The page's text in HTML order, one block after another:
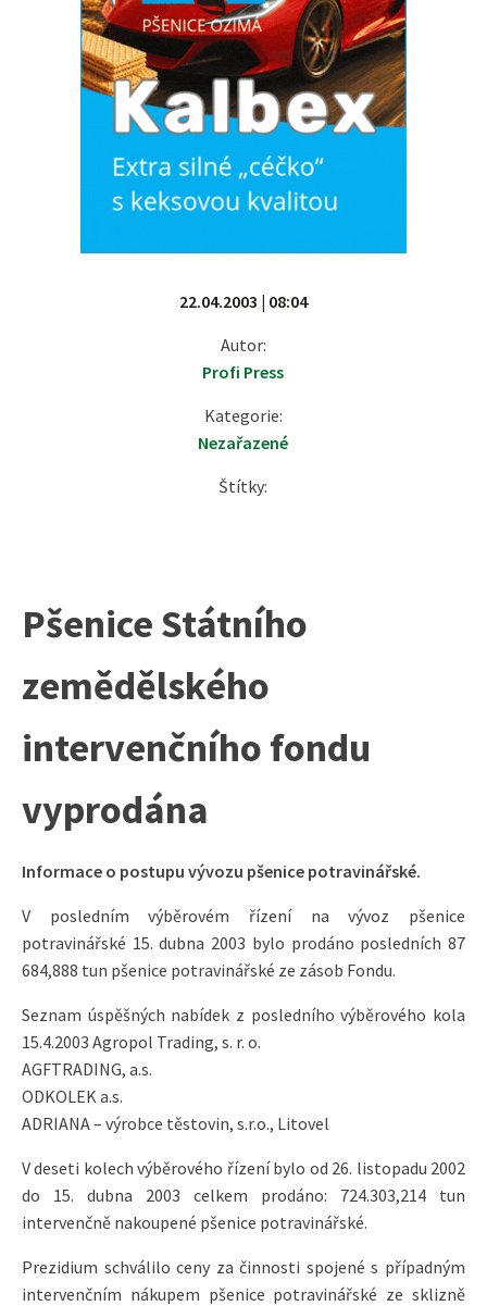
22.04.2003 | 08:04
Autor:
Profi Press
Kategorie:
Nezařazené
Štítky:
Pšenice Státního
zemědělského
intervenčního fondu
vyprodána
Informace o postupu vývozu pšenice potravinářské.
V posledním výběrovém řízení na vývoz pšenice
potravinářské 15. dubna 2003 bylo prodáno posledních 87
684,888 tun pšenice potravinářské ze zásob Fondu.
Seznam úspěšných nabídek z posledního výběrového kola
15.4.2003 Agropol Trading, s. r. o.
AGFTRADING, a.s.
ODKOLEK a.s.
ADRIANA – výrobce těstovin, s.r.o., Litovel
V deseti kolech výběrového řízení bylo od 26. listopadu 2002
do 15. dubna 2003 celkem prodáno: 724.303,214 tun
intervenčně nakoupené pšenice potravinářské.
Prezidium schválilo ceny za činnosti spojené s případným
intervenčním nákupem pšenice potravinářské ze sklizně